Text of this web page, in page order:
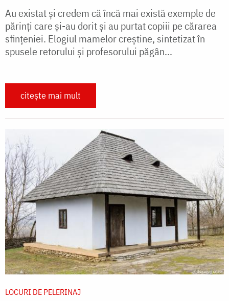
Au existat și credem că încă mai există exemple de
părinți care și-au dorit și au purtat copiii pe cărarea
sfințeniei. Elogiul mamelor creștine, sintetizat în
spusele retorului și profesorului păgân...
citește mai mult
LOCURI DE PELERINAJ